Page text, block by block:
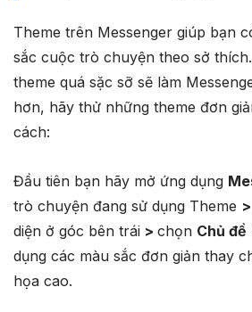
Theme trên Messenger giúp bạn
sắc cuộc trò chuyện theo sở
theme quá sặc sỡ sẽ làm
hơn, hãy thử những theme đơn
cách:
Đầu tiên bạn hãy mở ứng dụng
trò chuyện đang sử dụng Theme >
diện ở góc bên trái > chọn Chủ đề
dụng các màu sắc đơn giản thay
họa cao.